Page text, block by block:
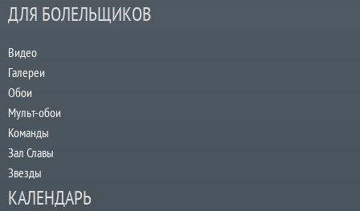
ДЛЯ БОЛЕЛЬЩИКОВ
Видео
Галереи
Обои
Мульт-обои
Команды
Зал Славы
Звезды
КАЛЕНДАРЬ